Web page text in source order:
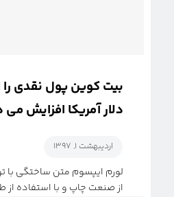
دلار آمریکا افزایش
اردیبهشت ۱, ۱۳۹۷
لورم ایپسوم متن ساختگی با
از صنعت چاپ و با استفاده از